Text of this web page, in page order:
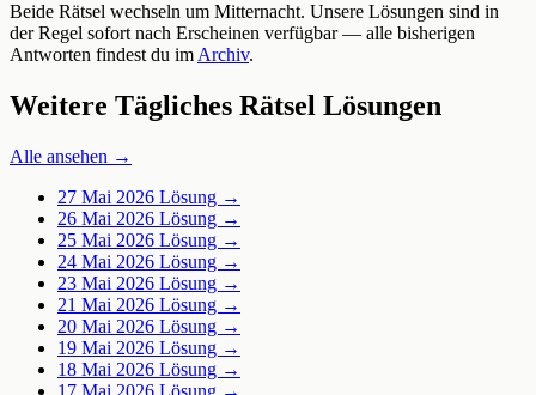
Beide Rätsel wechseln um Mitternacht. Unsere Lösungen sind in
der Regel sofort nach Erscheinen verfügbar — alle bisherigen
Antworten findest du im Archiv.
Weitere Tägliches Rätsel Lösungen
Alle ansehen →
27 Mai 2026 Lösung →
26 Mai 2026 Lösung →
25 Mai 2026 Lösung →
24 Mai 2026 Lösung →
23 Mai 2026 Lösung →
21 Mai 2026 Lösung →
20 Mai 2026 Lösung →
19 Mai 2026 Lösung →
18 Mai 2026 Lösung →
17 Mai 2026 Lösung →